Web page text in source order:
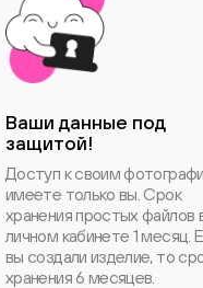
Ваши данные под
защитой!
Доступ к своим
имеете только вы. Срок
хранения простых файлов
личном кабинете 1 месяц.
вы создали изделие, то
хранения 6 месяцев.